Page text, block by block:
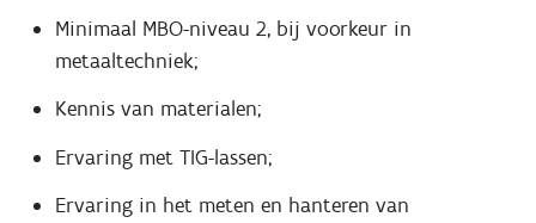
Minimaal MBO-niveau 2, bij voorkeur in
metaaltechniek;
Kennis van materialen;
Ervaring met TIG-lassen;
Ervaring in het meten en hanteren van